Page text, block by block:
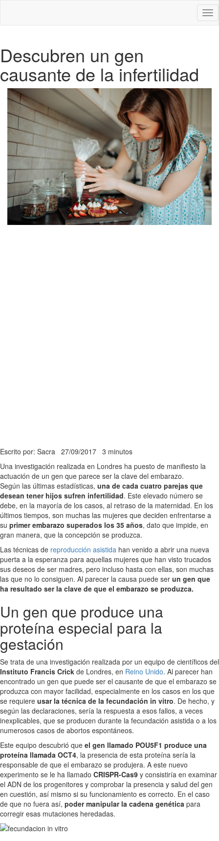
Descubren un gen
causante de la infertilidad
Escrito por: Sacra 27/09/2017 3 minutos
Una investigación realizada en Londres ha puesto de manifiesto la
actuación de un gen que parece ser la clave del embarazo.
Según las últimas estadísticas, una de cada cuatro parejas que
desean tener hijos sufren infertilidad. Este elevado número se
debe, en la mayoría de los casos, al retraso de la maternidad. En los
últimos tiempos, son muchas las mujeres que deciden enfrentarse a
su primer embarazo superados los 35 años, dato que impide, en
gran manera, que la concepción se produzca.
Las técnicas de reproducción asistida han venido a abrir una nueva
puerta a la esperanza para aquellas mujeres que han visto trucados
sus deseos de ser madres, pero incluso hasta con ellas, son muchas
las que no lo consiguen. Al parecer la causa puede ser un gen que
ha resultado ser la clave de que el embarazo se produzca.
Un gen que produce una
proteína especial para la
gestación
Se trata de una investigación realizada por un equipo de científicos del
Instituto Francis Crick de Londres, en Reino Unido. Al parecer han
encontrado un gen que puede ser el causante de que el embarazo se
produzca con mayor facilidad, especialmente en los casos en los que
se requiere usar la técnica de la fecundación in vitro. De hecho, y
según las declaraciones, sería la respuesta a esos fallos, a veces
inexplicables, que se producen durante la fecundación asistida o a los
numerosos casos de abortos espontáneos.
Este equipo descubrió que el gen llamado POU5F1 produce una
proteína llamada OCT4, la presencia de esta proteína sería la
responsable de que el embarazo se produjera. A este nuevo
experimento se le ha llamado CRISPR-Cas9 y consistiría en examinar
el ADN de los progenitores y comprobar la presencia y salud del gen
en cuestión, así mismo si su funcionamiento es correcto. En el caso
de que no fuera así, poder manipular la cadena genética para
corregir esas mutaciones heredadas.